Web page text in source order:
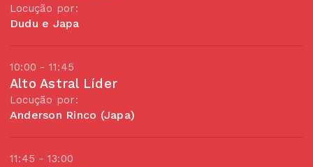
Locução por:
Dudu e Japa
10:00 - 11:45
Alto Astral Líder
Locução por:
Anderson Rinco (Japa)
11:45 - 13:00